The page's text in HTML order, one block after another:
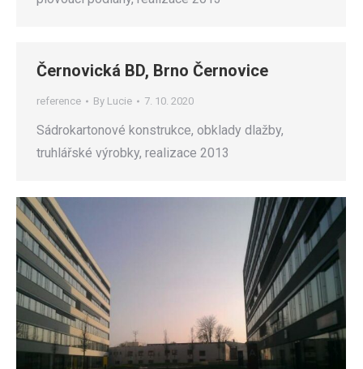
Černovická BD, Brno Černovice
reference By Lucie 7. 10. 2020
Sádrokartonové konstrukce, obklady dlažby,
truhlářské výrobky, realizace 2013